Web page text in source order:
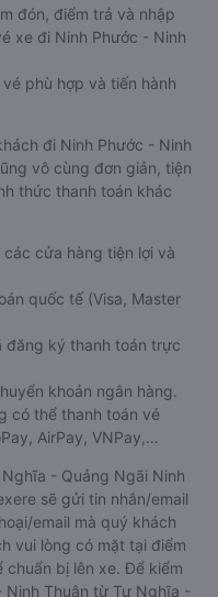
đón, điểm trả và nhập
xe đi Ninh Phước - Ninh
phù hợp và tiến hành
đi Ninh Phước - Ninh
vô cùng đơn giản, tiện
thức thanh toán khác
cửa hàng tiện lợi và
quốc tế (Visa, Master
đăng ký thanh toán trực
khoản ngân hàng.
có thể thanh toán vé
AirPay, VNPay,…
- Quảng Ngãi Ninh
sẽ gửi tin nhắn/email
email mà quý khách
vui lòng có mặt tại điểm
bị lên xe. Để kiểm
Thuận từ Tư Nghĩa -